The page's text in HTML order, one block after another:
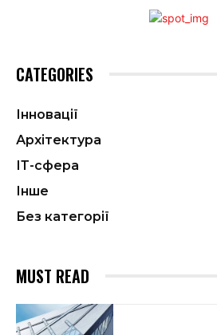
CATEGORIES
Інновації
Архітектура
ІТ-сфера
Інше
Без категорії
MUST READ